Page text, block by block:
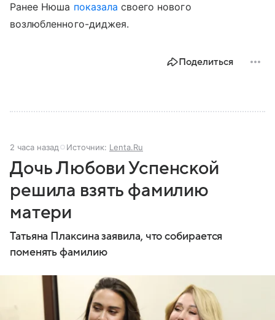
Ранее Нюша показала своего нового
возлюбленного-диджея.
Поделиться
2 часа назад Источник: Lenta.Ru
Дочь Любови Успенской
решила взять фамилию
матери
Татьяна Плаксина заявила, что собирается
поменять фамилию